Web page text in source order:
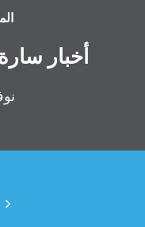
أخبار
28